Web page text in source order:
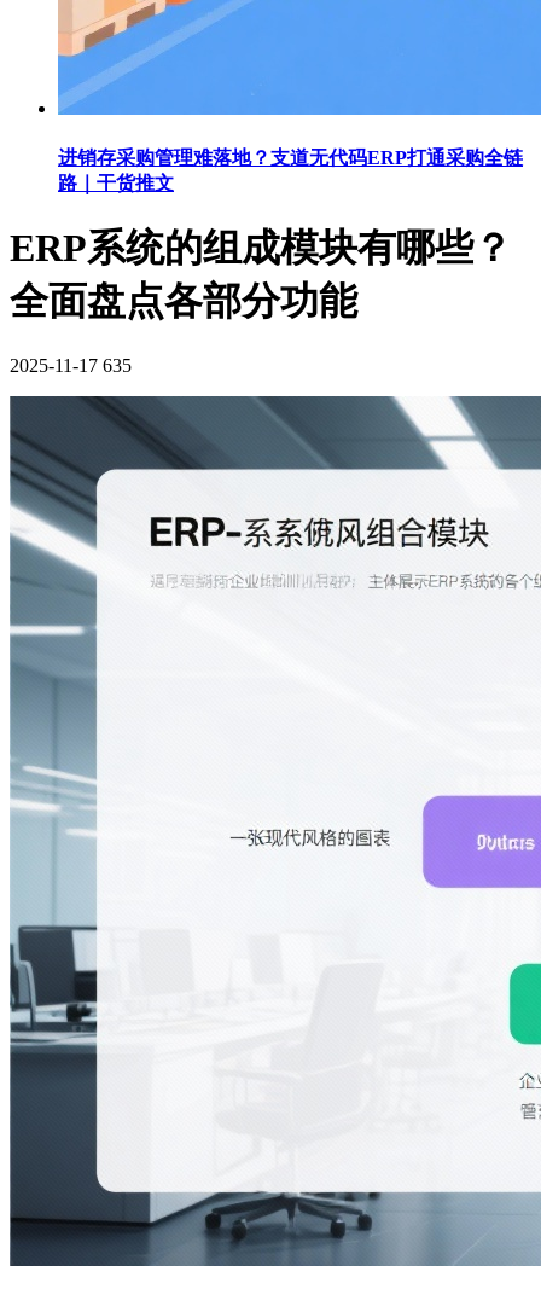
进销存采购管理难落地？支道无代码ERP打通采购全链
路｜干货推文
ERP系统的组成模块有哪些？
全面盘点各部分功能
2025-11-17 635